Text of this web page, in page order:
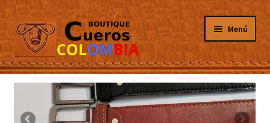
Ir
a
la
navegación
Ir
al
contenido
Menú
Inicio
Masculino